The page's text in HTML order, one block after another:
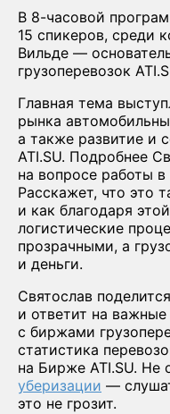
В 8-часовой
15 спикеров, среди
Вильде —
грузоперевозок
Главная тема
рынка
а также развитие и
ATI.SU. Подробнее
на вопросе работы
Расскажет, что это
и как благодаря
логистические
прозрачными, а
и деньги.
Святослав
и ответит на
с биржами
статистика
на Бирже ATI.SU. Не
уберизации —
это не грозит.